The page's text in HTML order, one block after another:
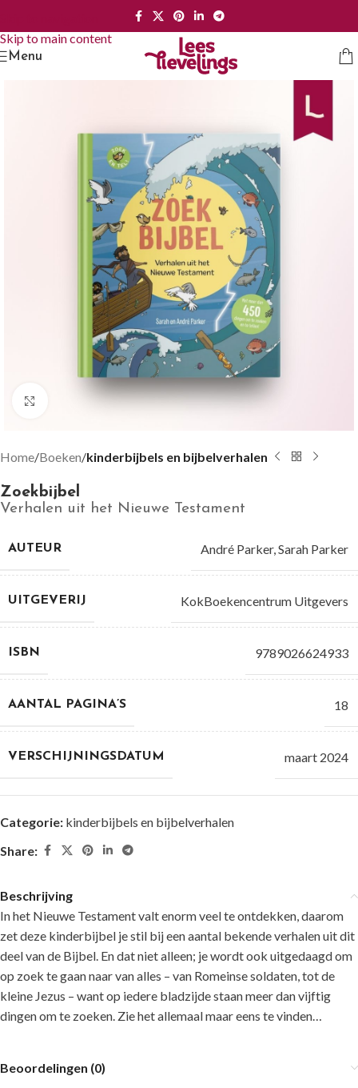
Skip to main content
Menu
Groter bekijken
Home Boeken kinderbijbels en bijbelverhalen
Zoekbijbel
Verhalen uit het Nieuwe Testament
AUTEUR André Parker, Sarah Parker
UITGEVERIJ KokBoekencentrum Uitgevers
ISBN 9789026624933
AANTAL PAGINA’S 18
VERSCHIJNINGSDATUM maart 2024
Categorie: kinderbijbels en bijbelverhalen
Share:
Beschrijving
In het Nieuwe Testament valt enorm veel te ontdekken, daarom
zet deze kinderbijbel je stil bij een aantal bekende verhalen uit dit
deel van de Bijbel. En dat niet alleen; je wordt ook uitgedaagd om
op zoek te gaan naar van alles – van Romeinse soldaten, tot de
kleine Jezus – want op iedere bladzijde staan meer dan vijftig
dingen om te zoeken. Zie het allemaal maar eens te vinden…
Beoordelingen (0)